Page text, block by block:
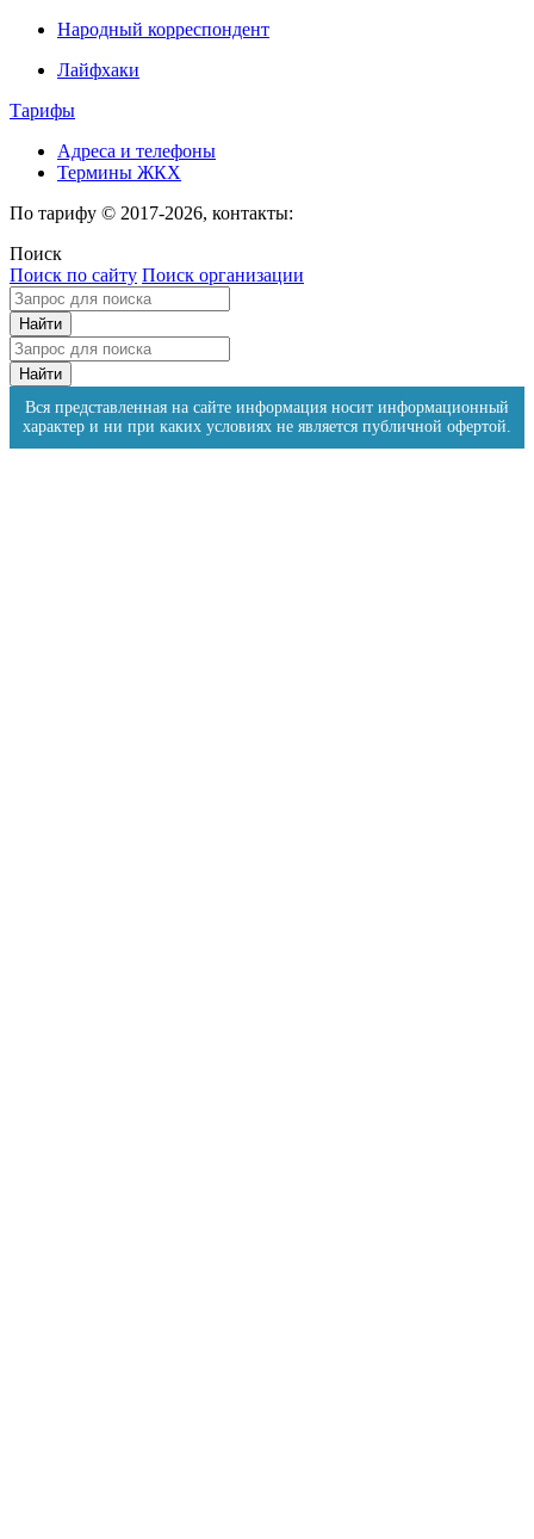
Народный корреспондент
Лайфхаки
Тарифы
Адреса и телефоны
Термины ЖКХ
По тарифу © 2017-2026, контакты:
Поиск
Поиск по сайту Поиск организации
Вся представленная на сайте информация носит информационный
характер и ни при каких условиях не является публичной офертой.